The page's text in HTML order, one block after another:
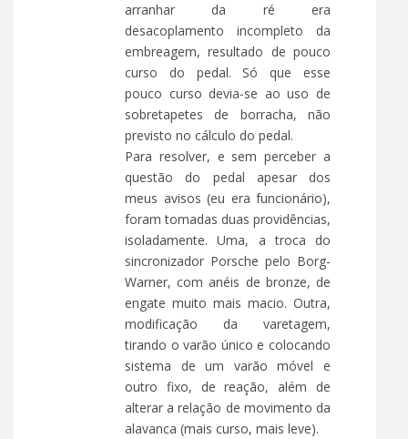
arranhar da ré era
desacoplamento incompleto da
embreagem, resultado de pouco
curso do pedal. Só que esse
pouco curso devia-se ao uso de
sobretapetes de borracha, não
previsto no cálculo do pedal.
Para resolver, e sem perceber a
questão do pedal apesar dos
meus avisos (eu era funcionário),
foram tomadas duas providências,
isoladamente. Uma, a troca do
sincronizador Porsche pelo Borg-
Warner, com anéis de bronze, de
engate muito mais macio. Outra,
modificação da varetagem,
tirando o varão único e colocando
sistema de um varão móvel e
outro fixo, de reação, além de
alterar a relação de movimento da
alavanca (mais curso, mais leve).